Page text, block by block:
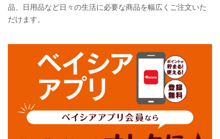
品、日用品など日々の生活に必要な商品を幅広くご注文いた
だけます。